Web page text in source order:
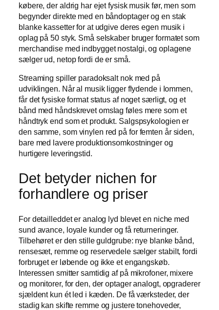
købere, der aldrig har ejet fysisk musik før, men som
begynder direkte med en båndoptager og en stak
blanke kassetter for at udgive deres egen musik i
oplag på 50 styk. Små selskaber bruger formatet som
merchandise med indbygget nostalgi, og oplagene
sælger ud, netop fordi de er små.
Streaming spiller paradoksalt nok med på
udviklingen. Når al musik ligger flydende i lommen,
får det fysiske format status af noget særligt, og et
bånd med håndskrevet omslag føles mere som et
håndtryk end som et produkt. Salgspsykologien er
den samme, som vinylen red på for femten år siden,
bare med lavere produktionsomkostninger og
hurtigere leveringstid.
Det betyder nichen for
forhandlere og priser
For detailleddet er analog lyd blevet en niche med
sund avance, loyale kunder og få returneringer.
Tilbehøret er den stille guldgrube: nye blanke bånd,
rensesæt, remme og reservedele sælger stabilt, fordi
forbruget er løbende og ikke et engangskøb.
Interessen smitter samtidig af på mikrofoner, mixere
og monitorer, for den, der optager analogt, opgraderer
sjældent kun ét led i kæden. De få værksteder, der
stadig kan skifte remme og justere tonehoveder,